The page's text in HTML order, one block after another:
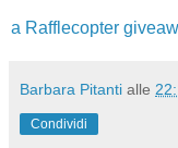
a Rafflecopter
Barbara Pitanti alle
Condividi